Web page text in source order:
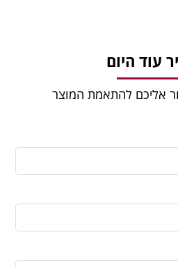
עוד היום
אליכם להתאמת המוצר